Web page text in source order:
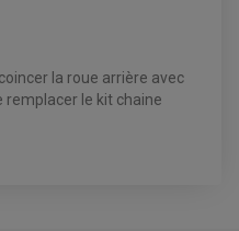
la roue arrière avec
remplacer le kit chaine